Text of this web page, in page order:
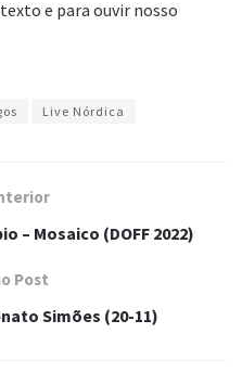
e para ouvir nosso
Live Nórdica
– Mosaico (DOFF 2022)
Post
Simões (20-11)